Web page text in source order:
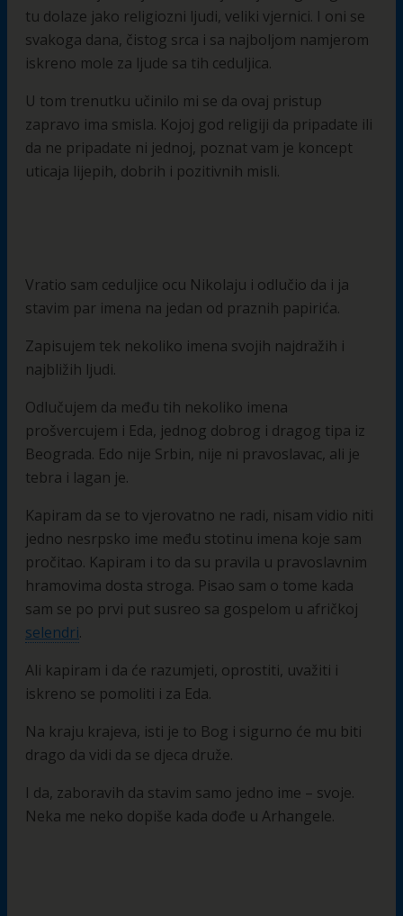
tu dolaze jako religiozni ljudi, veliki vjernici. I oni se
svakoga dana, čistog srca i sa najboljom namjerom
iskreno mole za ljude sa tih ceduljica.
U tom trenutku učinilo mi se da ovaj pristup
zapravo ima smisla. Kojoj god religiji da pripadate ili
da ne pripadate ni jednoj, poznat vam je koncept
uticaja lijepih, dobrih i pozitivnih misli.
Vratio sam ceduljice ocu Nikolaju i odlučio da i ja
stavim par imena na jedan od praznih papirića.
Zapisujem tek nekoliko imena svojih najdražih i
najbližih ljudi.
Odlučujem da među tih nekoliko imena
prošvercujem i Eda, jednog dobrog i dragog tipa iz
Beograda. Edo nije Srbin, nije ni pravoslavac, ali je
tebra i lagan je.
Kapiram da se to vjerovatno ne radi, nisam vidio niti
jedno nesrpsko ime među stotinu imena koje sam
pročitao. Kapiram i to da su pravila u pravoslavnim
hramovima dosta stroga. Pisao sam o tome kada
sam se po prvi put susreo sa gospelom u afričkoj
selendri.
Ali kapiram i da će razumjeti, oprostiti, uvažiti i
iskreno se pomoliti i za Eda.
Na kraju krajeva, isti je to Bog i sigurno će mu biti
drago da vidi da se djeca druže.
I da, zaboravih da stavim samo jedno ime – svoje.
Neka me neko dopiše kada dođe u Arhangele.